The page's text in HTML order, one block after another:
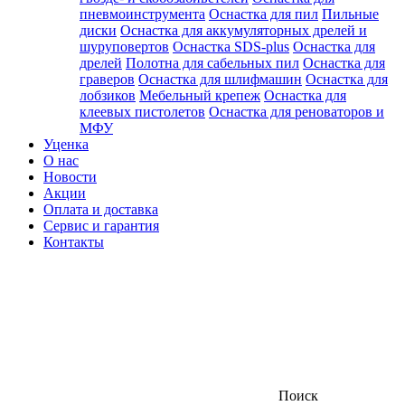
пневмоинструмента Оснастка для пил Пильные
диски Оснастка для аккумуляторных дрелей и
шуруповертов Оснастка SDS-plus Оснастка для
дрелей Полотна для сабельных пил Оснастка для
граверов Оснастка для шлифмашин Оснастка для
лобзиков Мебельный крепеж Оснастка для
клеевых пистолетов Оснастка для реноваторов и
МФУ
Уценка
О нас
Новости
Акции
Оплата и доставка
Сервис и гарантия
Контакты
Поиск